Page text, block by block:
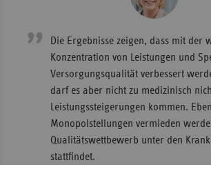
Die Ergebnisse zeigen, dass mit der
Konzentration von Leistungen und
Versorgungsqualität verbessert
darf es aber nicht zu medizinisch
Leistungssteigerungen kommen.
Monopolstellungen vermieden
Qualitätswettbewerb unter den
stattfindet.